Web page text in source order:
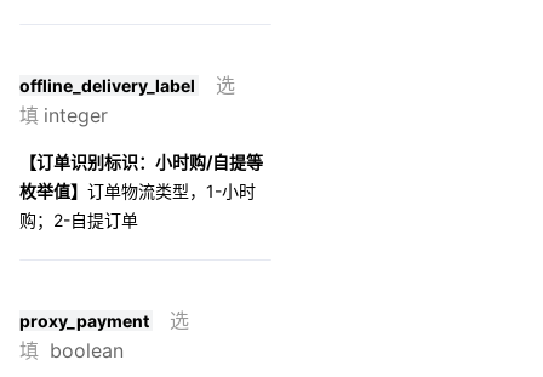
offline_delivery_label
选
填 integer
【订单识别标识：小时购/自提等
枚举值】 订单物流类型，1-小时
购；2-自提订单
proxy_payment
选
填 boolean